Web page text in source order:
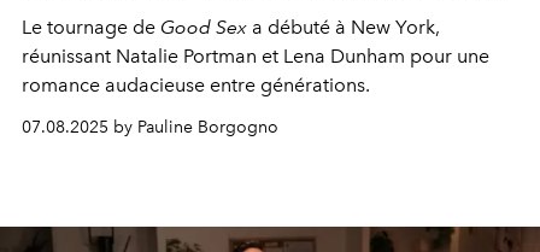
Le tournage de Good Sex a débuté à New York,
réunissant Natalie Portman et Lena Dunham pour une
romance audacieuse entre générations.
07.08.2025 by Pauline Borgogno